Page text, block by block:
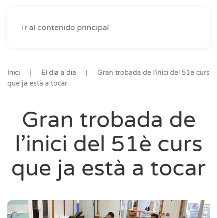
Ir al contenido principal
Inici El dia a dia
Gran trobada de l’inici del 51è curs
que ja està a tocar
Gran trobada de
l’inici del 51è curs
que ja està a tocar